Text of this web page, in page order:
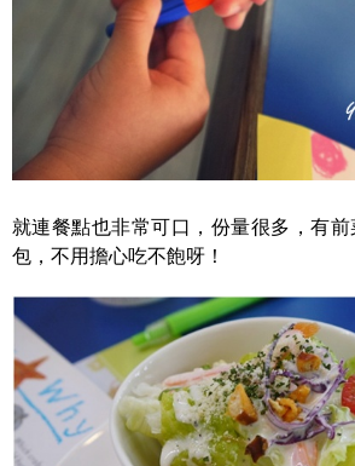
就連餐點也非常可口，份量很多，有
包，不用擔心吃不飽呀！